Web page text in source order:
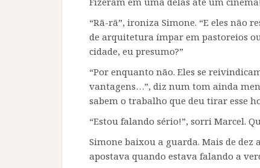
“Rã-rã”, ironiza Simone. “E eles não
de arquitetura ímpar em pastoreios
cidade, eu presumo?”
“Por enquanto não. Eles se
vantagens…”, diz num tom ainda
sabem o trabalho que deu tirar esse
“Estou falando sério!”, sorri Marcel.
Simone baixou a guarda. Mais de dez
apostava quando estava falando a